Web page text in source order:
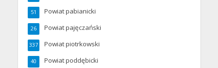
Powiat pabianicki
51
Powiat pajęczański
26
Powiat piotrkowski
337
Powiat poddębicki
40